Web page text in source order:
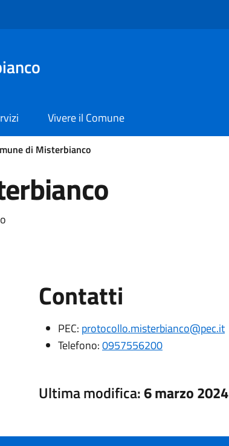
Vivere il Comune
di Misterbianco
Contatti
PEC: protocollo.misterbianco@pec.it
Telefono:0957556200
Ultima modifica:6 marzo 2024